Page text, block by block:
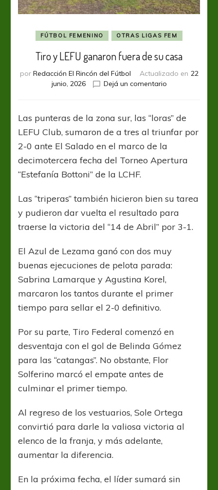
FÚTBOL FEMENINO OTRAS LIGAS FEM
Tiro y LEFU ganaron fuera de su casa
por Redacción El Rincón del Fútbol Actualizado en 22
junio, 2026
Dejá un comentarioen
LEFU
fuera
de
casa
Las punteras de la zona sur, las “loras” de
LEFU Club, sumaron de a tres al triunfar por
2-0 ante El Salado en el marco de la
decimotercera fecha del Torneo Apertura
“Estefanía Bottoni” de la LCHF.
Las “triperas” también hicieron bien su tarea
y pudieron dar vuelta el resultado para
traerse la victoria del “14 de Abril” por 3-1.
El Azul de Lezama ganó con dos muy
buenas ejecuciones de pelota parada:
Sabrina Lamarque y Agustina Korel,
marcaron los tantos durante el primer
tiempo para sellar el 2-0 definitivo.
Por su parte, Tiro Federal comenzó en
desventaja con el gol de Belinda Gómez
para las “catangas”. No obstante, Flor
Solferino marcó el empate antes de
culminar el primer tiempo.
Al regreso de los vestuarios, Sole Ortega
convirtió para darle la valiosa victoria al
elenco de la franja, y más adelante,
aumentar la diferencia.
En la próxima fecha, el líder sumará sin